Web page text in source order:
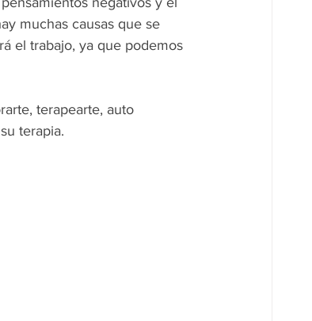
muchas causas que se
el trabajo, ya que podemos
terapearte, auto
terapia.